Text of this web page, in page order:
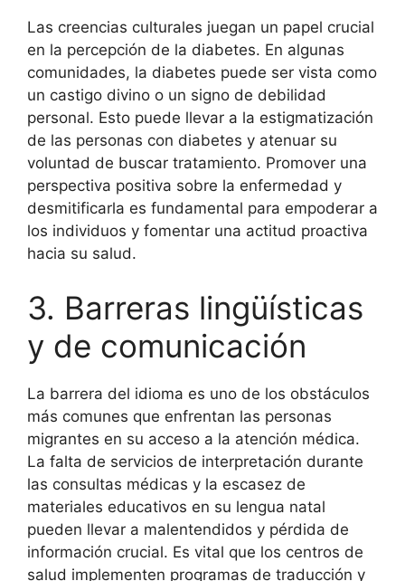
Las creencias culturales juegan un papel crucial
en la percepción de la diabetes. En algunas
comunidades, la diabetes puede ser vista como
un castigo divino o un signo de debilidad
personal. Esto puede llevar a la estigmatización
de las personas con diabetes y atenuar su
voluntad de buscar tratamiento. Promover una
perspectiva positiva sobre la enfermedad y
desmitificarla es fundamental para empoderar a
los individuos y fomentar una actitud proactiva
hacia su salud.
3. Barreras lingüísticas
y de comunicación
La barrera del idioma es uno de los obstáculos
más comunes que enfrentan las personas
migrantes en su acceso a la atención médica.
La falta de servicios de interpretación durante
las consultas médicas y la escasez de
materiales educativos en su lengua natal
pueden llevar a malentendidos y pérdida de
información crucial. Es vital que los centros de
salud implementen programas de traducción y